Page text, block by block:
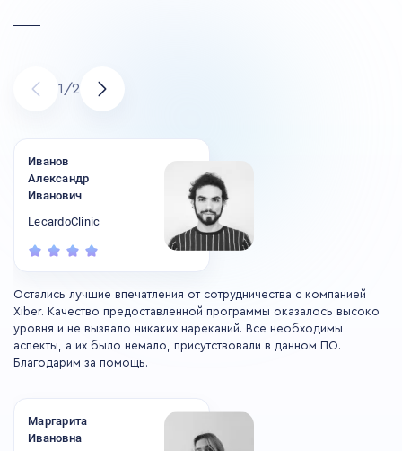
1 /2
Иванов
Александр
Иванович
LecardoClinic
Остались лучшие впечатления от сотрудничества с компанией
Xiber. Качество предоставленной программы оказалось высоко
уровня и не вызвало никаких нареканий. Все необходимы
аспекты, а их было немало, присутствовали в данном ПО.
Благодарим за помощь.
Маргарита
Ивановна